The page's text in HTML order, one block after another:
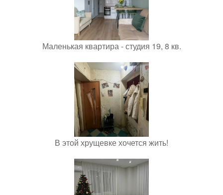
Маленькая квартира - студия 19, 8 кв.
В этой хрущевке хочется жить!